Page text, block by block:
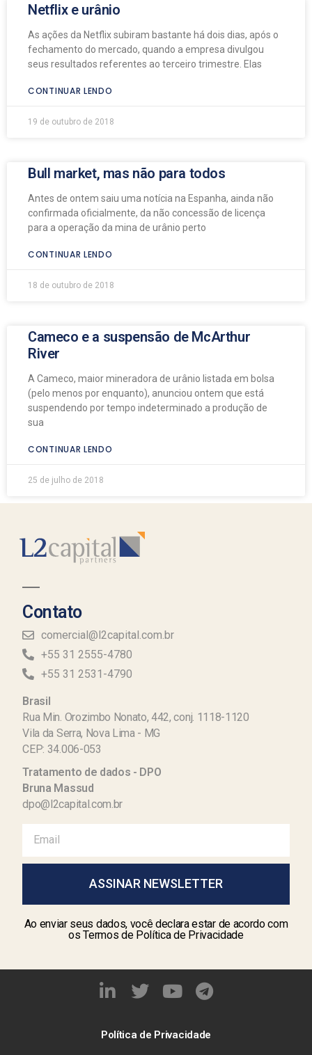
Netflix e urânio
As ações da Netflix subiram bastante há dois dias, após o
fechamento do mercado, quando a empresa divulgou
seus resultados referentes ao terceiro trimestre. Elas
CONTINUAR LENDO
19 de outubro de 2018
Bull market, mas não para todos
Antes de ontem saiu uma notícia na Espanha, ainda não
confirmada oficialmente, da não concessão de licença
para a operação da mina de urânio perto
CONTINUAR LENDO
18 de outubro de 2018
Cameco e a suspensão de McArthur
River
A Cameco, maior mineradora de urânio listada em bolsa
(pelo menos por enquanto), anunciou ontem que está
suspendendo por tempo indeterminado a produção de
sua
CONTINUAR LENDO
25 de julho de 2018
Contato
comercial@l2capital.com.br
+55 31 2555-4780
+55 31 2531-4790
Brasil
Rua Min. Orozimbo Nonato, 442, conj. 1118-1120
Vila da Serra, Nova Lima - MG
CEP: 34.006-053
Tratamento de dados - DPO
Bruna Massud
dpo@l2capital.com.br
ASSINAR NEWSLETTER
Ao enviar seus dados, você declara estar de acordo com
os Termos de Política de Privacidade
Política de Privacidade